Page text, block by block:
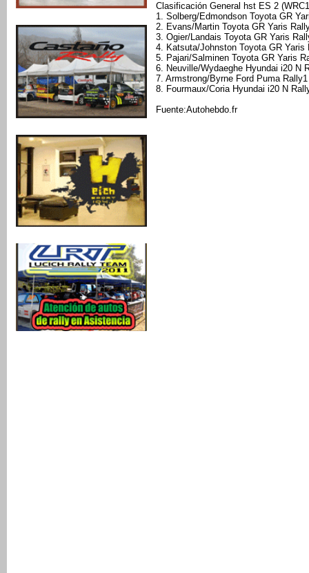
Clasificación General hst ES 2
1. Solberg/Edmondson Toyota GR
2. Evans/Martin Toyota GR Yaris
3. Ogier/Landais Toyota GR Yaris
4. Katsuta/Johnston Toyota GR Yaris
5. Pajari/Salminen Toyota GR Yaris
6. Neuville/Wydaeghe Hyundai i20 N
7. Armstrong/Byrne Ford Puma
8. Fourmaux/Coria Hyundai i20 N
Fuente:Autohebdo.fr